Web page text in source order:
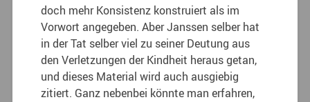
doch mehr Konsistenz konstruiert als im
Vorwort angegeben. Aber Janssen selber hat
in der Tat selber viel zu seiner Deutung aus
den Verletzungen der Kindheit heraus getan,
und dieses Material wird auch ausgiebig
zitiert. Ganz nebenbei könnte man erfahren,